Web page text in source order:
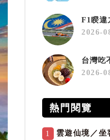
2026-
2026-
熱門閱覽
1
雲遊仙境／坐